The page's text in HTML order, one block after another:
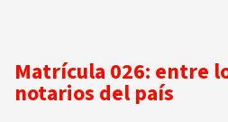
Matrícula 026: entre
notarios del país